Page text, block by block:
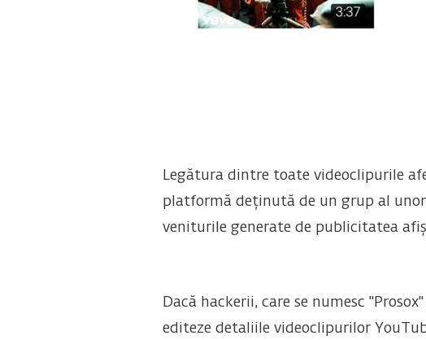
Legătura dintre toate videoclipurile
platformă deținută de un grup al
veniturile generate de publicitatea
Dacă hackerii, care se numesc
editeze detaliile videoclipurilor